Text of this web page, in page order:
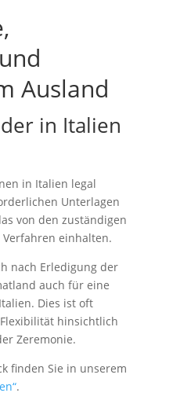
Ausland
in Italien
in Italien legal
Unterlagen
von den zuständigen
einhalten.
nach Erledigung der
auch für eine
Dies ist oft
hinsichtlich
Zeremonie.
finden Sie in unserem
.